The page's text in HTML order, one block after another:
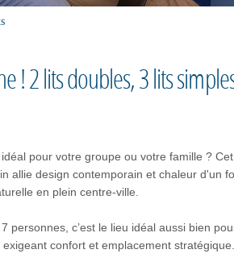
! 2 lits doubles, 3 lits
idéal pour votre groupe ou votre famille ?
allie design contemporain et chaleur d'un
en plein centre-ville.
personnes, c’est le lieu idéal aussi bien
confort et emplacement stratégique.